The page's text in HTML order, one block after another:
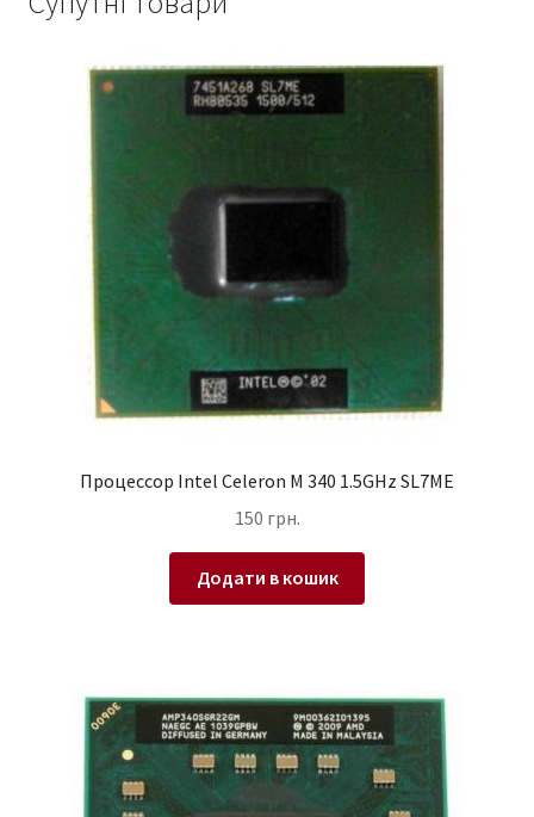
Процессор Intel Celeron M 340 1.5GHz SL7ME
150 грн.
Додати в кошик